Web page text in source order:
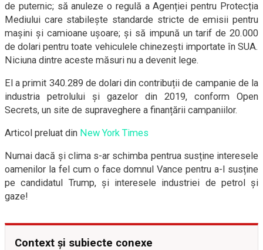
de puternic; să anuleze o regulă a Agenției pentru Protecția
Mediului care stabilește standarde stricte de emisii pentru
mașini și camioane ușoare; și să impună un tarif de 20.000
de dolari pentru toate vehiculele chinezești importate în SUA.
Niciuna dintre aceste măsuri nu a devenit lege.
El a primit 340.289 de dolari din contribuții de campanie de la
industria petrolului și gazelor din 2019, conform Open
Secrets, un site de supraveghere a finanțării campaniilor.
Articol preluat din New York Times
Numai dacă și clima s-ar schimba pentrua susține interesele
oamenilor la fel cum o face domnul Vance pentru a-l susține
pe candidatul Trump, și interesele industriei de petrol și
gaze!
Context și subiecte conexe